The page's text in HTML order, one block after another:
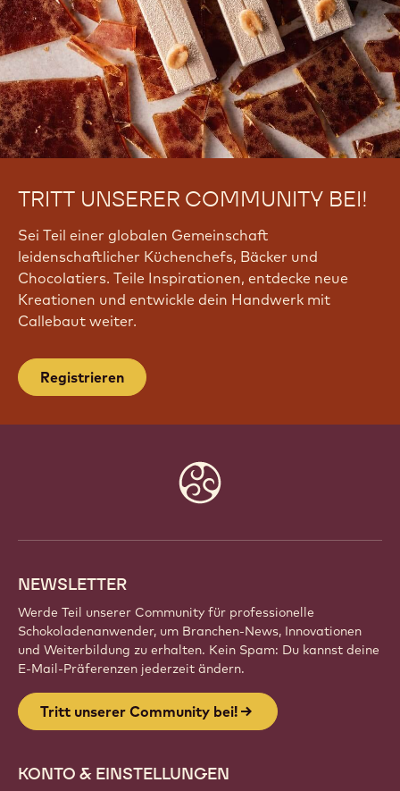
TRITT UNSERER COMMUNITY BEI!
Sei Teil einer globalen Gemeinschaft
leidenschaftlicher Küchenchefs, Bäcker und
Chocolatiers. Teile Inspirationen, entdecke neue
Callebaut weiter.
Registrieren
Website
info